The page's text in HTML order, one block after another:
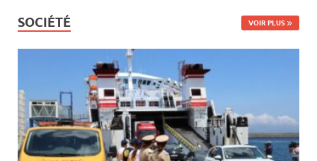
SOCIÉTÉ VOIR PLUS